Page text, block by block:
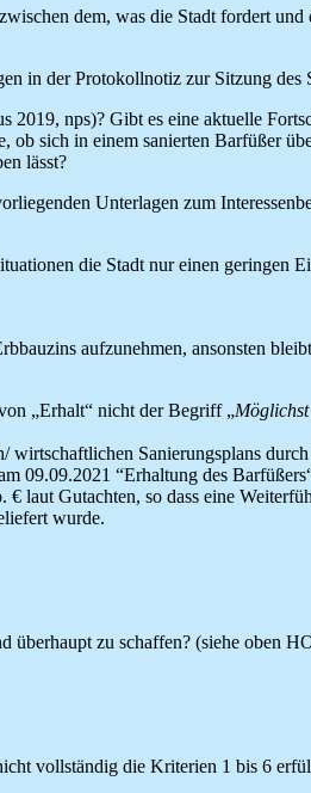
dem, was die Stadt fordert
in der Protokollnotiz zur Sitzung
nps)? Gibt es eine aktuelle
ob sich in einem sanierten Barfüßer
lässt?
Unterlagen zum
die Stadt nur einen
aufzunehmen, ansonsten
„Erhalt“ nicht der Begriff „Möglichst
Sanierungsplans
09.09.2021 “Erhaltung des
Gutachten, so dass eine
wurde.
überhaupt zu schaffen? (siehe oben
vollständig die Kriterien 1 bis 6